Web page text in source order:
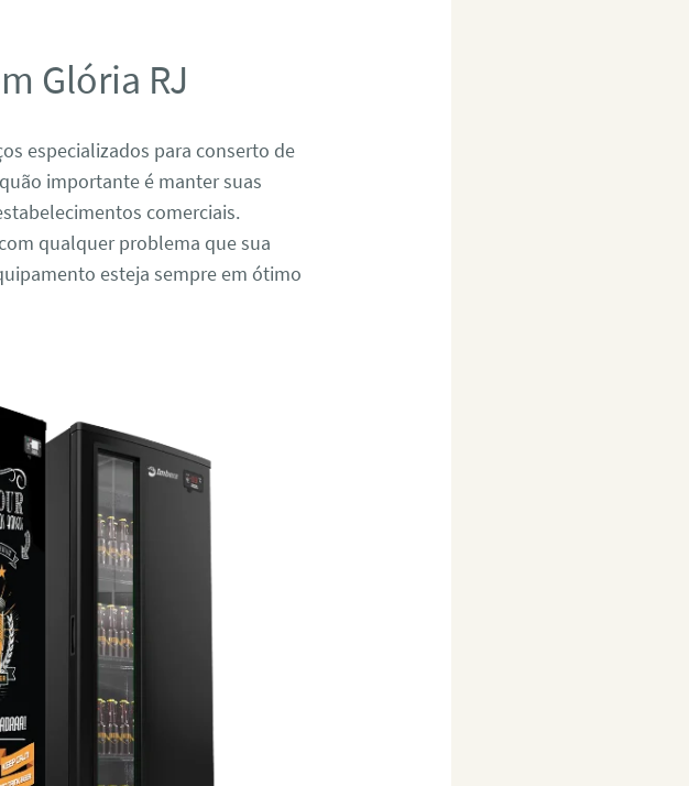
Glória RJ
especializados para conserto de
importante é manter suas
comerciais.
qualquer problema que sua
esteja sempre em ótimo